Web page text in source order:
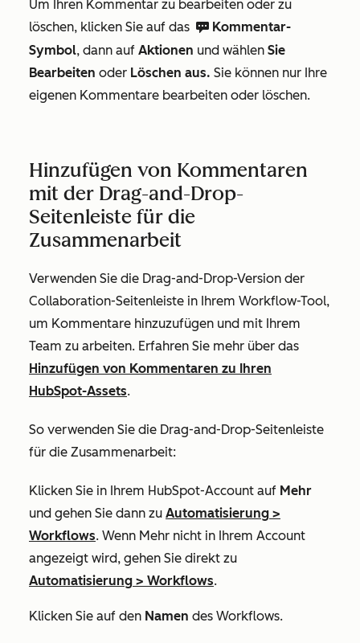
Um Ihren Kommentar zu bearbeiten oder zu
löschen, klicken Sie auf das comments CC Kommentar-
Symbol, dann auf Aktionen und wählen Sie
Bearbeiten oder Löschen aus. Sie können nur Ihre
eigenen Kommentare bearbeiten oder löschen.
Hinzufügen von Kommentaren
mit der Drag-and-Drop-
Seitenleiste für die
Zusammenarbeit
Verwenden Sie die Drag-and-Drop-Version der
Collaboration-Seitenleiste in Ihrem Workflow-Tool,
um Kommentare hinzuzufügen und mit Ihrem
Team zu arbeiten. Erfahren Sie mehr über das
Hinzufügen von Kommentaren zu Ihren
HubSpot-Assets.
So verwenden Sie die Drag-and-Drop-Seitenleiste
für die Zusammenarbeit:
Klicken Sie in Ihrem HubSpot-Account auf Mehr
und gehen Sie dann zu Automatisierung >
Workflows. Wenn Mehr nicht in Ihrem Account
angezeigt wird, gehen Sie direkt zu
Automatisierung > Workflows.
Klicken Sie auf den Namen des Workflows.